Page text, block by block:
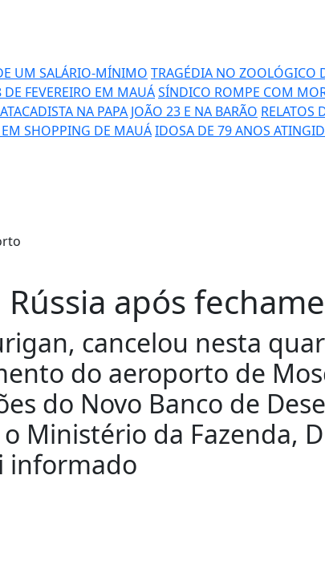
UM SALÁRIO-MÍNIMO TRAGÉDIA NO ZOOLÓGICO
FEVEREIRO EM MAUÁSÍNDICO ROMPE COM
NA PAPA JOÃO 23 E NA BARÃO RELATOS
EM SHOPPING DE MAUÁIDOSA DE 79 ANOS
após
cancelou nesta
do aeroporto de
do Novo Banco de
Ministério da Fazenda,
informado